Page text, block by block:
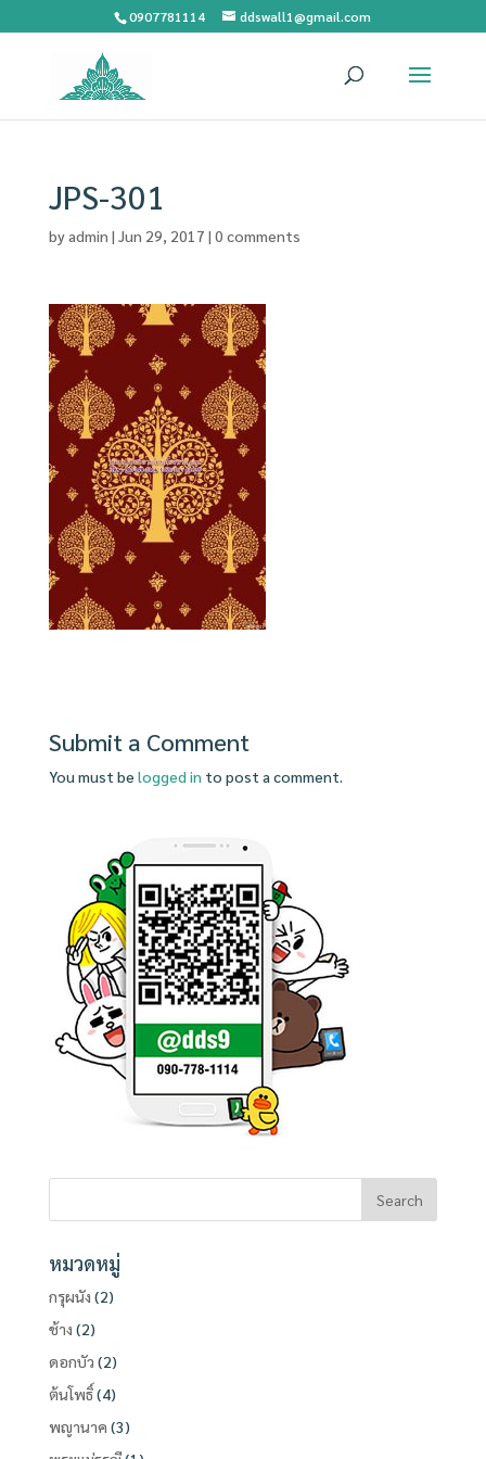
0907781114 ddswall1@gmail.com
JPS-301
byadmin | Jun 29, 2017 | 0 comments
Submit a Comment
You must be logged in to post a comment.
หมวดหมู่
กรุผนัง (2)
ช้าง (2)
ดอกบัว (2)
ต้นโพธิ์(4)
พญานาค (3)